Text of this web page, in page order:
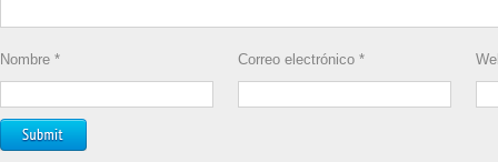
Nombre * Correo electrónico *